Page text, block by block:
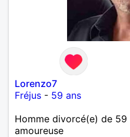
Lorenzo7
Fréjus - 59 ans
Homme divorcé(e) de
amoureuse